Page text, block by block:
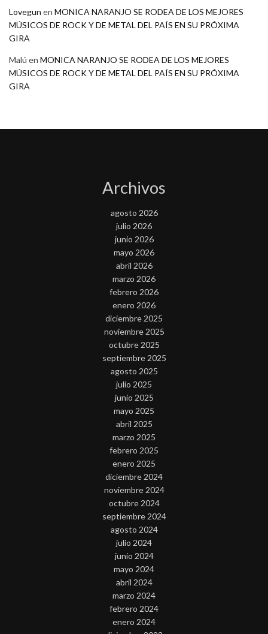
Lovegun en MONICA NARANJO SE RODEA DE LOS MEJORES
MÚSICOS DE ROCK Y DE METAL DEL PAÍS EN SU PRÓXIMA
GIRA
Malú en MONICA NARANJO SE RODEA DE LOS MEJORES
MÚSICOS DE ROCK Y DE METAL DEL PAÍS EN SU PRÓXIMA
GIRA
Archivos
agosto 2026
julio 2026
junio 2026
mayo 2026
abril 2026
marzo 2026
febrero 2026
enero 2026
diciembre 2025
noviembre 2025
octubre 2025
septiembre 2025
agosto 2025
julio 2025
junio 2025
mayo 2025
abril 2025
marzo 2025
febrero 2025
enero 2025
diciembre 2024
noviembre 2024
octubre 2024
septiembre 2024
agosto 2024
julio 2024
junio 2024
mayo 2024
abril 2024
marzo 2024
febrero 2024
enero 2024